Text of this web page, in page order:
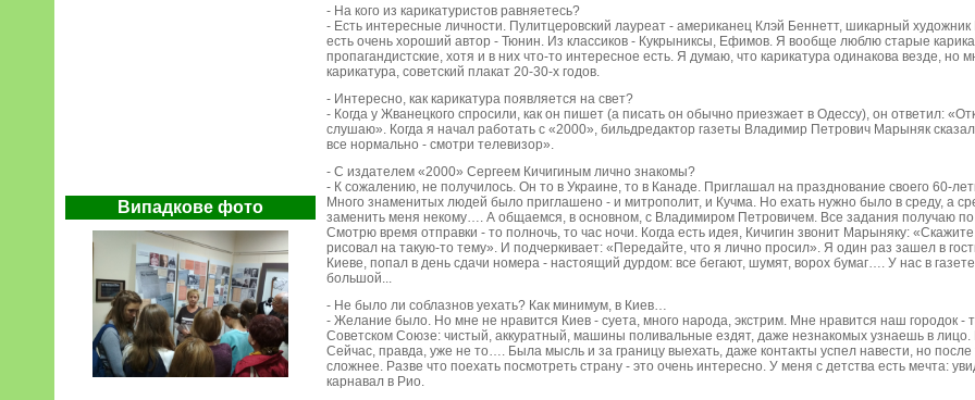
Випадкове фото
- На кого из карикатуристов равняетесь?
- Есть интересные личности. Пулитцеровский лауреат - американец Клэй Беннетт, шикарный
есть очень хороший автор - Тюнин. Из классиков - Кукрыниксы, Ефимов. Я вообще люблю старые
пропагандистские, хотя и в них что-то интересное есть. Я думаю, что карикатура одинакова везде,
карикатура, советский плакат 20-30-х годов.
- Интересно, как карикатура появляется на свет?
- Когда у Жванецкого спросили, как он пишет (а писать он обычно приезжает в Одессу), он ответил:
слушаю». Когда я начал работать с «2000», бильдредактор газеты Владимир Петрович Марыняк
все нормально - смотри телевизор».
- С издателем «2000» Сергеем Кичигиным лично знакомы?
- К сожалению, не получилось. Он то в Украине, то в Канаде. Приглашал на празднование своего 60-
Много знаменитых людей было приглашено - и митрополит, и Кучма. Но ехать нужно было в среду, а
заменить меня некому…. А общаемся, в основном, с Владимиром Петровичем. Все задания получаю по
Смотрю время отправки - то полночь, то час ночи. Когда есть идея, Кичигин звонит Марыняку:
рисовал на такую-то тему». И подчеркивает: «Передайте, что я лично просил». Я один раз зашел в
Киеве, попал в день сдачи номера - настоящий дурдом: все бегают, шумят, ворох бумаг…. У нас в
большой...
- Не было ли соблазнов уехать? Как минимум, в Киев…
- Желание было. Но мне не нравится Киев - суета, много народа, экстрим. Мне нравится наш городок -
Советском Союзе: чистый, аккуратный, машины поливальные ездят, даже незнакомых узнаешь в лицо.
Сейчас, правда, уже не то…. Была мысль и за границу выехать, даже контакты успел навести, но после
сложнее. Разве что поехать посмотреть страну - это очень интересно. У меня с детства есть мечта:
карнавал в Рио.